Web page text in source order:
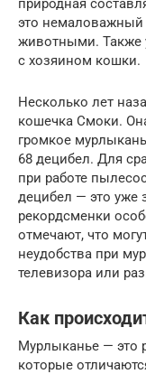
природная
это немаловажный
животными. Также
с хозяином кошки.
Несколько лет
кошечка Смоки.
громкое
68 децибел. Для
при работе
децибел — это уже
рекордсменки
отмечают, что
неудобства при
телевизора или
Как
Мурлыканье — это
которые